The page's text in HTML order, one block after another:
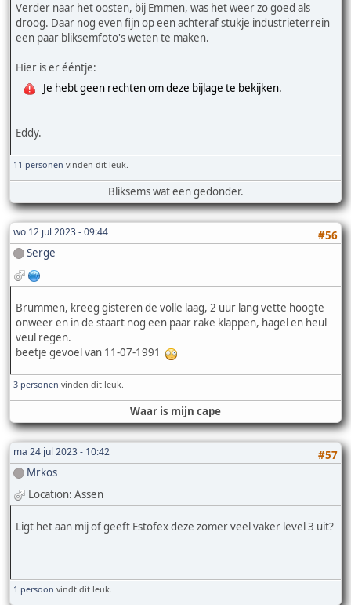
Verder naar het oosten, bij Emmen, was het weer zo goed als
droog. Daar nog even fijn op een achteraf stukje industrieterrein
een paar bliksemfoto's weten te maken.
Hier is er ééntje:
Je hebt geen rechten om deze bijlage te bekijken.
Eddy.
11 personen vinden dit leuk.
Bliksems wat een gedonder.
wo 12 jul 2023 - 09:44
#56
Serge
Brummen, kreeg gisteren de volle laag, 2 uur lang vette hoogte
onweer en in de staart nog een paar rake klappen, hagel en heul
veul regen.
beetje gevoel van 11-07-1991
3 personen vinden dit leuk.
Waar is mijn cape
ma 24 jul 2023 - 10:42
#57
Mrkos
Location: Assen
Ligt het aan mij of geeft Estofex deze zomer veel vaker level 3 uit?
1 persoon vindt dit leuk.